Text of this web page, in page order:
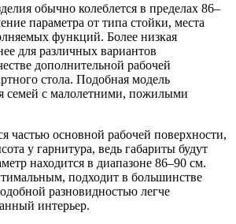
обычно колеблется в пределах 86–
параметра от типа стойки, места
функций. Более низкая
для различных вариантов
дополнительной рабочей
стола. Подобная модель
семей с малолетними, пожилыми
частью основной рабочей поверхности,
у гарнитура, ведь габариты будут
находится в диапазоне 86–90 см.
подходит в большинстве
разновидностью легче
интерьер.